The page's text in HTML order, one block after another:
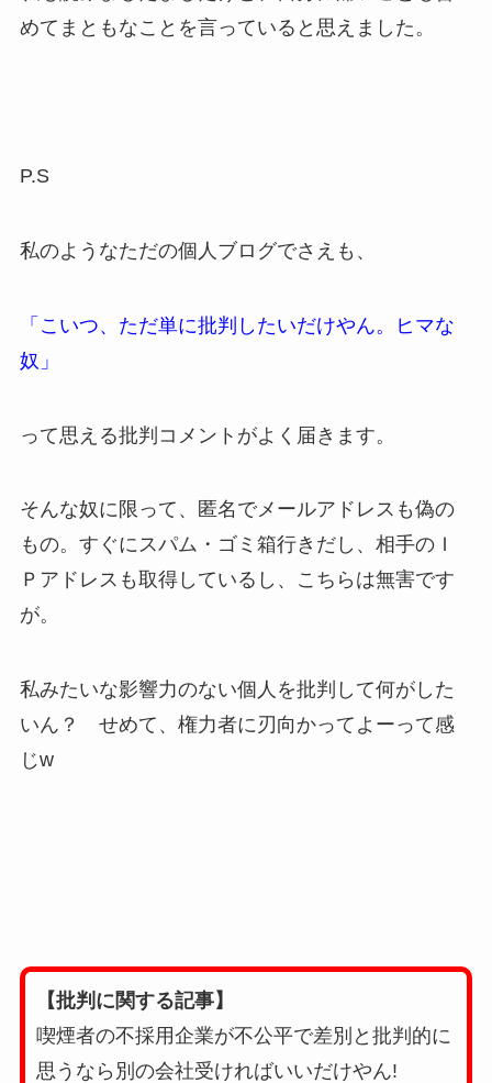
めてまともなことを言っていると思えました。
P.S
私のようなただの個人ブログでさえも、
「こいつ、ただ単に批判したいだけやん。ヒマな
奴」
って思える批判コメントがよく届きます。
そんな奴に限って、匿名でメールアドレスも偽の
もの。すぐにスパム・ゴミ箱行きだし、相手のＩ
Ｐアドレスも取得しているし、こちらは無害です
が。
私みたいな影響力のない個人を批判して何がした
いん？ せめて、権力者に刃向かってよーって感
じw
【批判に関する記事】
喫煙者の不採用企業が不公平で差別と批判的に
思うなら別の会社受ければいいだけやん!